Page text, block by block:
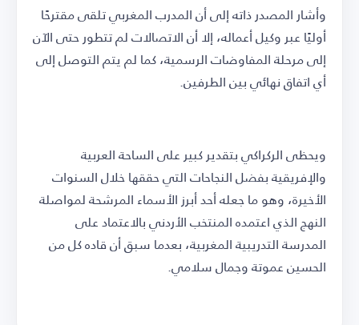
وأشار المصدر ذاته إلى أن المدرب المغربي تلقى مقترحًا
أوليًا عبر وكيل أعماله، إلا أن الاتصالات لم تتطور حتى الآن
إلى مرحلة المفاوضات الرسمية، كما لم يتم التوصل إلى
أي اتفاق نهائي بين الطرفين.
ويحظى الركراكي بتقدير كبير على الساحة العربية
والإفريقية بفضل النجاحات التي حققها خلال السنوات
الأخيرة، وهو ما جعله أحد أبرز الأسماء المرشحة لمواصلة
النهج الذي اعتمده المنتخب الأردني بالاعتماد على
المدرسة التدريبية المغربية، بعدما سبق أن قاده كل من
الحسين عموتة وجمال سلامي.